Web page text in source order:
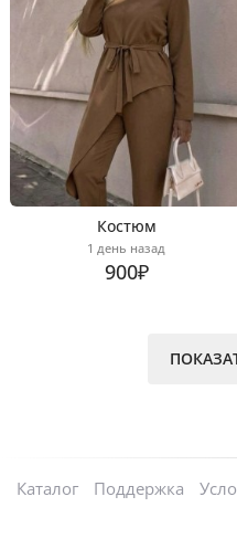
Костюм
1 день назад
900₽
Каталог Поддержка